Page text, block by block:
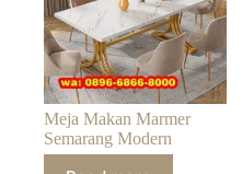
Meja Makan Marmer
Semarang Modern